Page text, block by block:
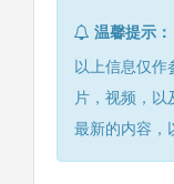
温馨提示：
以上信息仅作
片，视频，以
最新的内容，